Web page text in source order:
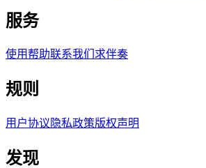
服务
使用帮助联系我们 求伴奏
规则
用户协议 隐私政策版权声明
发现